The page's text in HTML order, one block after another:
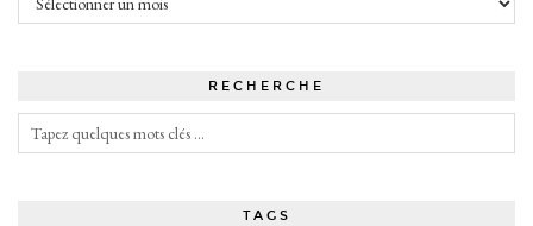
RECHERCHE
TAGS